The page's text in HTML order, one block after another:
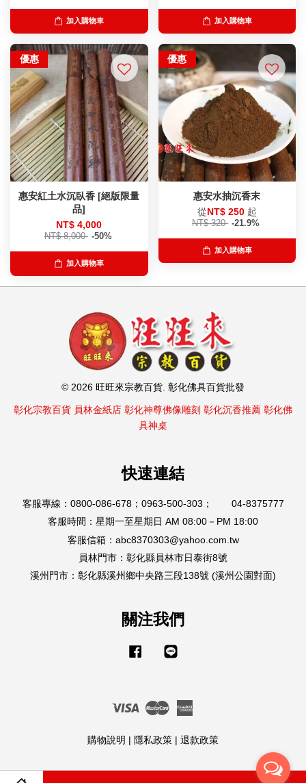
加入購物車 加入購物車
優惠
惠安紅土水沉臥香 [絕版限量
品]
NT$ 4,000
NT$ 8,000 -50%
加入購物車
優惠
惠安水抽沉香末
從NT$ 250 起
NT$ 320 -21.9%
加入購物車
© 2026 旺旺來宗教百貨. 彰化佛具百貨批發
彰化宗教百貨 員林金紙店 彰化神尊佛像雕刻 彰化沉香推薦 彰化佛
具神桌
快速連結
客服專線：0800-086-678；0963-500-303； 04-8375777
客服時間：星期一至星期日 AM 08:00－PM 18:00
客服信箱：abc8370303@yahoo.com.tw
員林門市：彰化縣員林市日泰街8號
溪州門市：彰化縣溪州鄉中央路三段138號 (溪州公園對面)
關注我們
Facebook
Visa Master
購物說明
隱私政策 退款政策